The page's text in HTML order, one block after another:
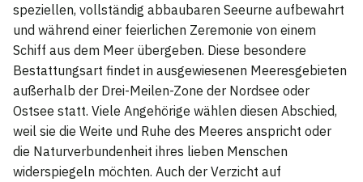
speziellen, vollständig abbaubaren Seeurne aufbewahrt
und während einer feierlichen Zeremonie von einem
Schiff aus dem Meer übergeben. Diese besondere
Bestattungsart findet in ausgewiesenen Meeresgebieten
außerhalb der Drei-Meilen-Zone der Nordsee oder
Ostsee statt. Viele Angehörige wählen diesen Abschied,
weil sie die Weite und Ruhe des Meeres anspricht oder
die Naturverbundenheit ihres lieben Menschen
widerspiegeln möchten. Auch der Verzicht auf